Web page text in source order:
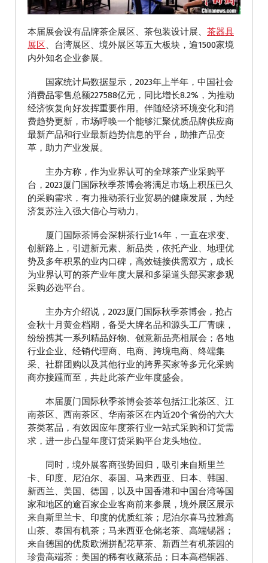
本届展会设有品牌茶企展区、茶包装设计展、 茶器具
展区、台湾展区、境外展区等五大板块，逾1500家境
内外知名企业参展。
国家统计局数据显示，2023年上半年，中国社会
消费品零售总额227588亿元，同比增长8.2%，为推动
经济恢复向好发挥重要作用。伴随经济环境变化和消
费趋势更新，市场呼唤一个能够汇聚优质品牌供应商
最新产品和行业最新趋势信息的平台，助推产品变
革，助力产业发展。
主办方称，作为业界认可的全球茶产业采购平
台，2023厦门国际秋季茶博会将满足市场上积压已久
的采购需求，有力推动茶行业贸易的健康发展，为经
济复苏注入强大信心与动力。
厦门国际茶博会深耕茶行业14年，一直在求变、
创新路上，引进新元素、新品类，依托产业、地理优
势及多年积累的业内口碑，高效链接供需双方，成长
为业界认可的茶产业年度大展和多渠道头部买家参观
采购必选平台。
主办方介绍说，2023厦门国际秋季茶博会，抢占
金秋十月黄金档期，备受大牌名品和源头工厂青睐，
纷纷携其一系列精品好物、创意新品亮相展会；各地
行业企业、经销代理商、电商、跨境电商、终端集
采、社群团购以及其他行业的跨界买家等多元化采购
商亦接踵而至，共赴此茶产业年度盛会。
本届厦门国际秋季茶博会荟萃包括江北茶区、江
南茶区、西南茶区、华南茶区在内近20个省份的六大
茶类茗品，有效因应年度茶行业一站式采购和订货需
求，进一步凸显年度订货采购平台龙头地位。
同时，境外展客商强势回归，吸引来自斯里兰
卡、印度、尼泊尔、泰国、马来西亚、日本、韩国、
新西兰、美国、德国，以及中国香港和中国台湾等国
家和地区的逾百家企业客商前来参展，境外展区展示
来自斯里兰卡、印度的优质红茶；尼泊尔喜马拉雅高
山茶、泰国有机茶；马来西亚仓储老茶、高端锡器；
来自德国的优质欧洲拼配花草茶、新西兰有机茶园的
珍贵高端茶；美国的稀有收藏茶品；日本高档铜器、